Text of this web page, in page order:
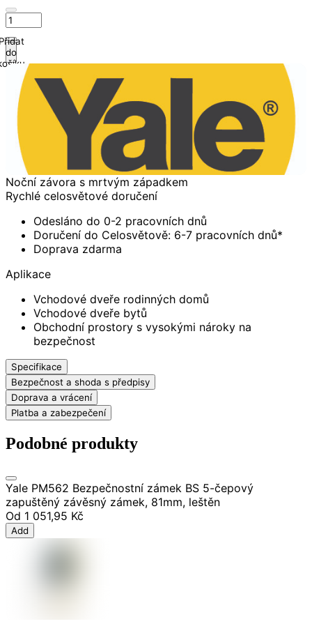
do
Noční závora s mrtvým západkem
Rychlé celosvětové doručení
Odesláno do 0-2 pracovních dnů
Doručení do Celosvětově: 6-7 pracovních dnů*
Doprava zdarma
Aplikace
Vchodové dveře rodinných domů
Vchodové dveře bytů
Obchodní prostory s vysokými nároky na
bezpečnost
Specifikace
Bezpečnost a shoda s předpisy
Doprava a vrácení
Platba a zabezpečení
Podobné produkty
Yale PM562 Bezpečnostní zámek BS 5-čepový
zapuštěný závěsný zámek, 81mm, leštěn
Od 1 051,95 Kč
Add